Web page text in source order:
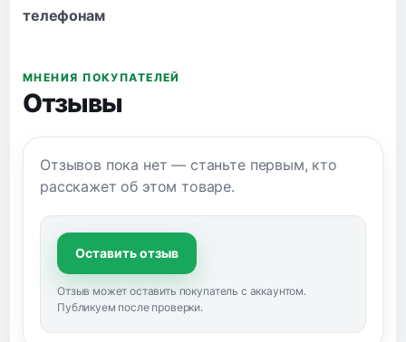
телефонам
МНЕНИЯ ПОКУПАТЕЛЕЙ
Отзывы
Отзывов пока нет — станьте первым, кто
расскажет об этом товаре.
Оставить отзыв
Отзыв может оставить покупатель с аккаунтом.
Публикуем после проверки.